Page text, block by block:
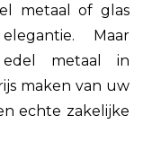
metaal of glas
Maar
edel metaal in
maken van uw
echte zakelijke